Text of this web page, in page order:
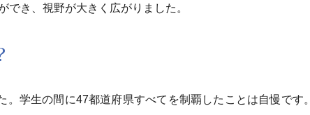
き、視野が大きく広がりました。
学生の間に47都道府県すべてを制覇したことは自慢です。